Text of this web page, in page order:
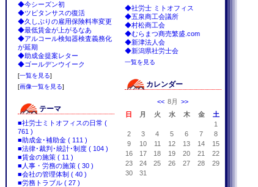
◆今シーズン初
◆ツピタンサスの復活
◆久しぶりの雇用保険料率変更
◆最低賃金が上がるなあ
◆アルコール検知器検査義務化
が延期
◆助成金提案レター
◆ゴールデンウイーク
[一覧を見る]
[画像一覧を見る]
テーマ
■社労士ミトオフィスの日常 (
761 )
■助成金･補助金 ( 111 )
■法律･裁判･統計･制度 ( 104 )
■賃金の施策 ( 11 )
■人事・労務の施策 ( 30 )
■会社の管理体制 ( 40 )
■労務トラブル ( 27 )
◆社労士 ミトオフィス
◆五泉商工会議所
◆村松商工会
◆むらまつ商売繁盛.com
◆新津法人会
◆新潟県社労士会
一覧を見る
カレンダー
<< 8月 >>
日
月 火 水 木 金
土
1
2
3 4 5 6 7
8
9
10 11 12 13 14
15
16
17 18 19 20 21
22
23
24 25 26 27 28
29
30
31